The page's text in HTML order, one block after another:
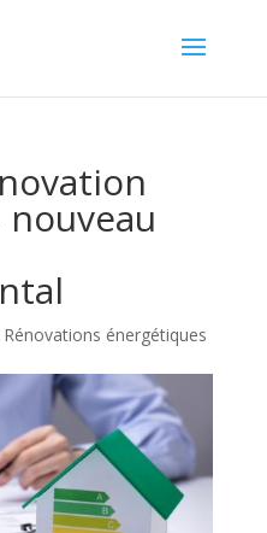
Rénovations énergétiques